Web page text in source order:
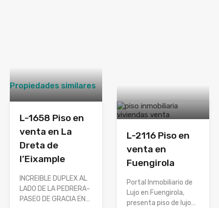
Propiedades similares
L-1658 Piso en
venta en La
Dreta de
l’Eixample
INCREIBLE DUPLEX AL
LADO DE LA PEDRERA-
PASEO DE GRACIA EN…
L-2116 Piso en
venta en
Fuengirola
Portal Inmobiliario de
Lujo en Fuengirola,
presenta piso de lujo…